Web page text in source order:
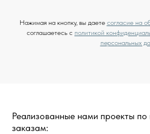
Нажимая на кнопку, вы даете согласие на
соглашаетесь c политикой
персональных
Реализованные нами проекты по
заказам: